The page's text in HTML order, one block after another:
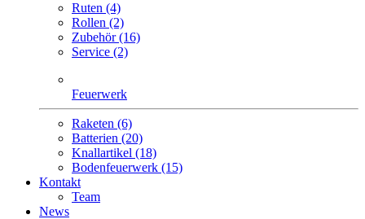
Ruten (4)
Rollen (2)
Zubehör (16)
Service (2)
Feuerwerk
Raketen (6)
Batterien (20)
Knallartikel (18)
Bodenfeuerwerk (15)
Kontakt
Team
News